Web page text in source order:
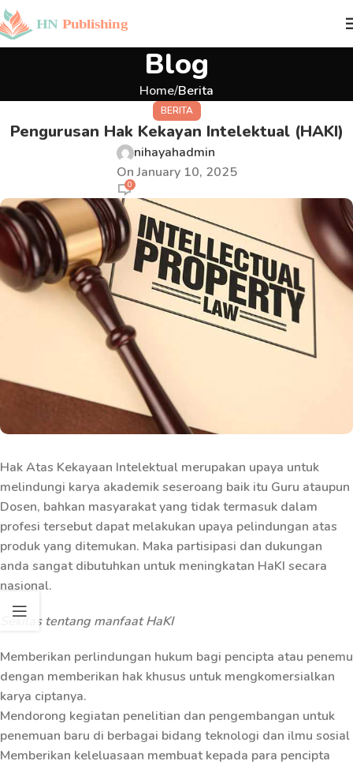
Blog
Home Berita
BERITA
Pengurusan Hak Kekayan Intelektual (HAKI)
nihayahadmin
On January 10, 2025
0
Hak Atas Kekayaan Intelektual merupakan upaya untuk
melindungi karya akademik seseroang baik itu Guru ataupun
Dosen, bahkan masyarakat yang tidak termasuk dalam
profesi tersebut dapat melakukan upaya pelindungan atas
produk yang ditemukan. Maka partisipasi dan dukungan
anda sangat dibutuhkan untuk meningkatan HaKI secara
nasional.
Sekilas tentang manfaat HaKI
Memberikan perlindungan hukum bagi pencipta atau penemu
dengan memberikan hak khusus untuk mengkomersialkan
karya ciptanya.
Mendorong kegiatan penelitian dan pengembangan untuk
penemuan baru di berbagai bidang teknologi dan ilmu sosial
Memberikan keleluasaan membuat kepada para pencipta